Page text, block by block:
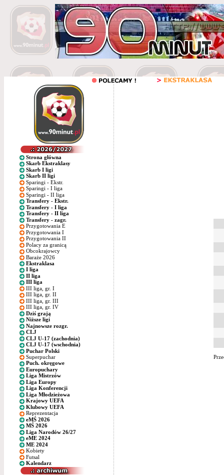
Strona główna
Skarb Ekstraklasy
Skarb I ligi
Skarb II ligi
Sparingi - Ekstr.
Sparingi - I liga
Sparingi - II liga
Transfery - Ekstr.
Transfery - I liga
Transfery - II liga
Transfery - zagr.
Przygotowania E
Przygotowania I
Przygotowania II
Polacy za granicą
Obcokrajowcy
Baraże 2026
Ekstraklasa
I liga
II liga
III liga
III liga, gr. I
III liga, gr. II
III liga, gr. III
III liga, gr. IV
Dziś grają
Niższe ligi
Najnowsze rozgr.
CLJ
CLJ U-17 (zachodnia)
CLJ U-17 (wschodnia)
Puchar Polski
Superpuchar
Puch. okręgowe
Europuchary
Liga Mistrzów
Liga Europy
Liga Konferencji
Liga Młodzieżowa
Krajowy UEFA
Klubowy UEFA
Reprezentacja
eMŚ 2026
MŚ 2026
Liga Narodów 26/27
eME 2024
ME 2024
Kobiety
Futsal
Kalendarz